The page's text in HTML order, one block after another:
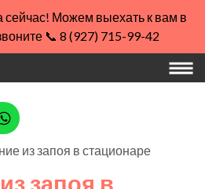
Можем выехать к вам в
📞 8 (927) 715-99-42
из запоя в стационаре
запоя в